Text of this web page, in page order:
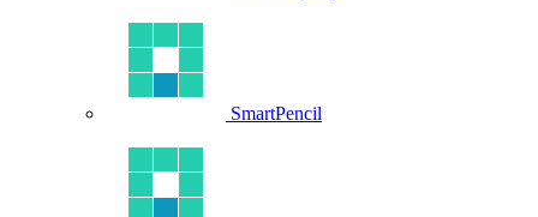
SmartPencil